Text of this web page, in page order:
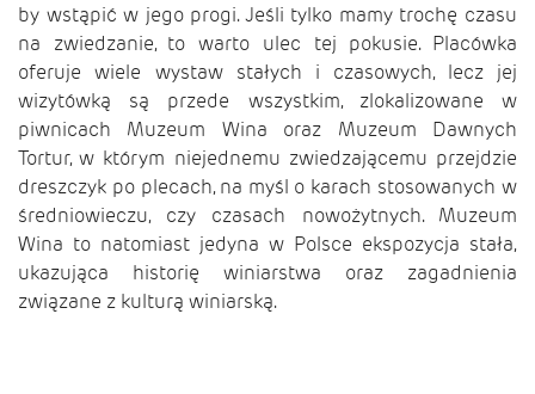
by wstąpić w jego progi. Jeśli tylko mamy trochę czasu
na zwiedzanie, to warto ulec tej pokusie. Placówka
oferuje wiele wystaw stałych i czasowych, lecz jej
wizytówką są przede wszystkim, zlokalizowane w
piwnicach Muzeum Wina oraz Muzeum Dawnych
Tortur, w którym niejednemu zwiedzającemu przejdzie
dreszczyk po plecach, na myśl o karach stosowanych w
średniowieczu, czy czasach nowożytnych. Muzeum
Wina to natomiast jedyna w Polsce ekspozycja stała,
ukazująca historię winiarstwa oraz zagadnienia
związane z kulturą winiarską.